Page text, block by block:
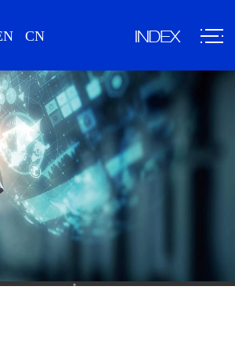
CN